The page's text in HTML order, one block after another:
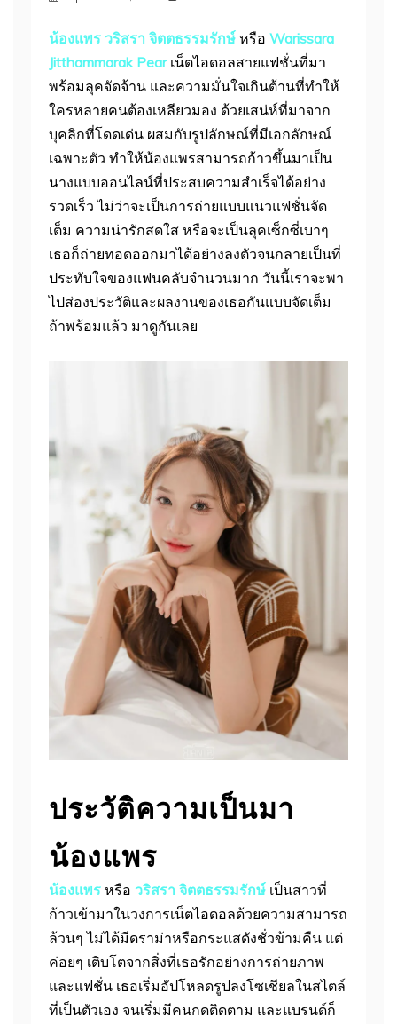
น้องแพร วริสรา จิตตธรรมรักษ์ หรือ Warissara
Jitthammarak Pear เน็ตไอดอลสายแฟชั่นที่มา
พร้อมลุคจัดจ้าน และความมั่นใจเกินต้านที่ทำให้
ใครหลายคนต้องเหลียวมอง ด้วยเสน่ห์ที่มาจาก
บุคลิกที่โดดเด่น ผสมกับรูปลักษณ์ที่มีเอกลักษณ์
เฉพาะตัว ทำให้น้องแพรสามารถก้าวขึ้นมาเป็น
นางแบบออนไลน์ที่ประสบความสำเร็จได้อย่าง
รวดเร็ว ไม่ว่าจะเป็นการถ่ายแบบแนวแฟชั่นจัด
เต็ม ความน่ารักสดใส หรือจะเป็นลุคเซ็กซี่เบาๆ
เธอก็ถ่ายทอดออกมาได้อย่างลงตัวจนกลายเป็นที่
ประทับใจของแฟนคลับจำนวนมาก วันนี้เราจะพา
ไปส่องประวัติและผลงานของเธอกันแบบจัดเต็ม
ถ้าพร้อมแล้ว มาดูกันเลย
ประวัติความเป็นมา
น้องแพร
น้องแพร หรือ วริสรา จิตตธรรมรักษ์ เป็นสาวที่
ก้าวเข้ามาในวงการเน็ตไอดอลด้วยความสามารถ
ล้วนๆ ไม่ได้มีดราม่าหรือกระแสดังชั่วข้ามคืน แต่
ค่อยๆ เติบโตจากสิ่งที่เธอรักอย่างการถ่ายภาพ
และแฟชั่น เธอเริ่มอัปโหลดรูปลงโซเชียลในสไตล์
ที่เป็นตัวเอง จนเริ่มมีคนกดติดตาม และแบรนด์ก็